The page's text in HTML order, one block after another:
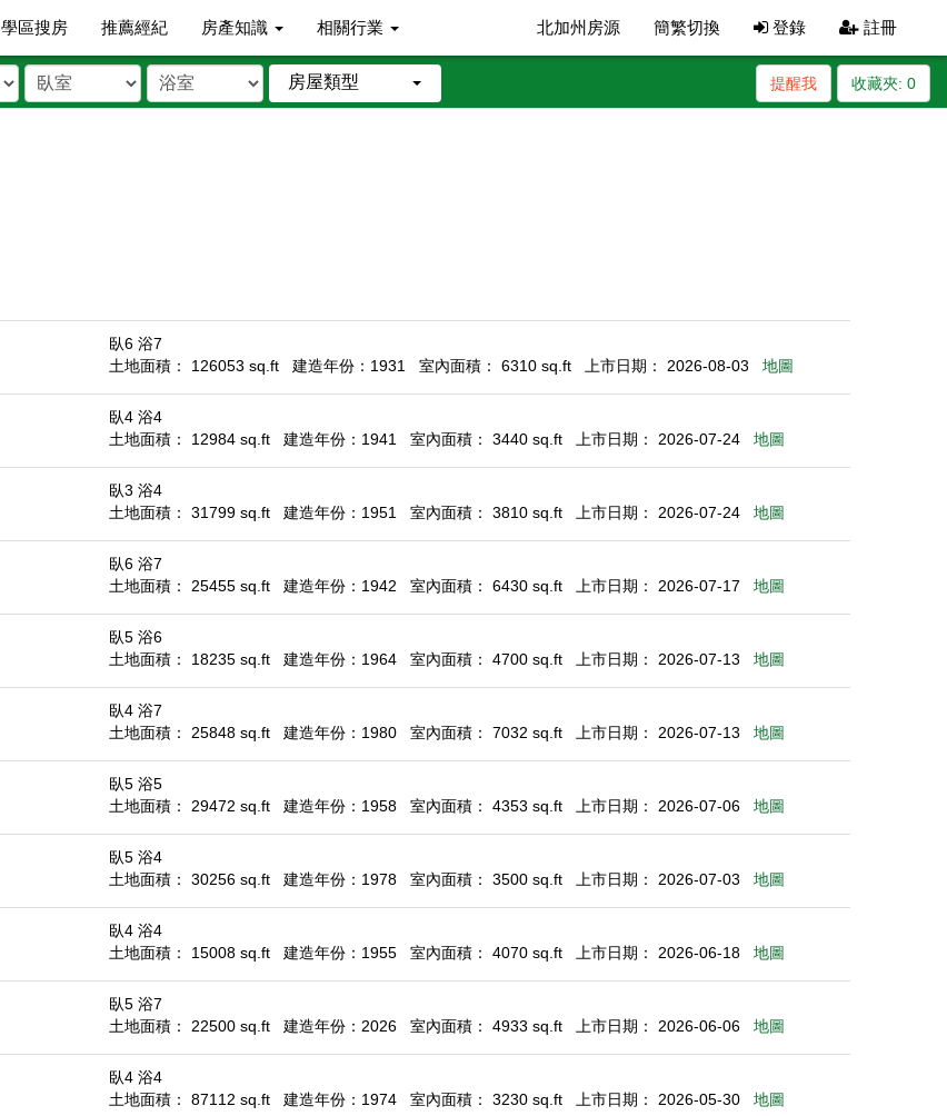
學區搜房 推薦經紀 房產知識 相關行業 北加州房源 簡繁切換 登錄 註冊
房屋類型 收藏夾: 0
提醒我
臥6 浴7
土地面積： 126053 sq.ft
建造年份：1931 室內面積： 6310 sq.ft 上市日期： 2026-08-03 地圖
臥4 浴4
土地面積： 12984 sq.ft
建造年份：1941 室內面積： 3440 sq.ft 上市日期： 2026-07-24 地圖
臥3 浴4
土地面積： 31799 sq.ft
建造年份：1951 室內面積： 3810 sq.ft 上市日期： 2026-07-24 地圖
臥6 浴7
土地面積： 25455 sq.ft
建造年份：1942 室內面積： 6430 sq.ft 上市日期： 2026-07-17 地圖
臥5 浴6
土地面積： 18235 sq.ft
建造年份：1964 室內面積： 4700 sq.ft 上市日期： 2026-07-13 地圖
臥4 浴7
土地面積： 25848 sq.ft
建造年份：1980 室內面積： 7032 sq.ft 上市日期： 2026-07-13 地圖
臥5 浴5
土地面積： 29472 sq.ft
建造年份：1958 室內面積： 4353 sq.ft 上市日期： 2026-07-06 地圖
臥5 浴4
土地面積： 30256 sq.ft
建造年份：1978 室內面積： 3500 sq.ft 上市日期： 2026-07-03 地圖
臥4 浴4
土地面積： 15008 sq.ft
建造年份：1955 室內面積： 4070 sq.ft 上市日期： 2026-06-18 地圖
臥5 浴7
土地面積： 22500 sq.ft
建造年份：2026 室內面積： 4933 sq.ft 上市日期： 2026-06-06 地圖
臥4 浴4
土地面積： 87112 sq.ft
建造年份：1974 室內面積： 3230 sq.ft 上市日期： 2026-05-30 地圖